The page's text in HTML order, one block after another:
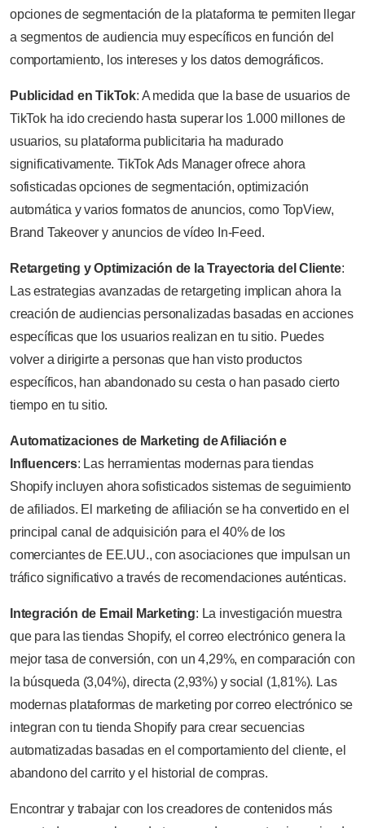
opciones de segmentación de la plataforma te permiten llegar
a segmentos de audiencia muy específicos en función del
comportamiento, los intereses y los datos demográficos.
Publicidad en TikTok: A medida que la base de usuarios de
TikTok ha ido creciendo hasta superar los 1.000 millones de
usuarios, su plataforma publicitaria ha madurado
significativamente. TikTok Ads Manager ofrece ahora
sofisticadas opciones de segmentación, optimización
automática y varios formatos de anuncios, como TopView,
Brand Takeover y anuncios de vídeo In-Feed.
Retargeting y Optimización de la Trayectoria del Cliente:
Las estrategias avanzadas de retargeting implican ahora la
creación de audiencias personalizadas basadas en acciones
específicas que los usuarios realizan en tu sitio. Puedes
volver a dirigirte a personas que han visto productos
específicos, han abandonado su cesta o han pasado cierto
tiempo en tu sitio.
Automatizaciones de Marketing de Afiliación e
Influencers: Las herramientas modernas para tiendas
Shopify incluyen ahora sofisticados sistemas de seguimiento
de afiliados. El marketing de afiliación se ha convertido en el
principal canal de adquisición para el 40% de los
comerciantes de EE.UU., con asociaciones que impulsan un
tráfico significativo a través de recomendaciones auténticas.
Integración de Email Marketing: La investigación muestra
que para las tiendas Shopify, el correo electrónico genera la
mejor tasa de conversión, con un 4,29%, en comparación con
la búsqueda (3,04%), directa (2,93%) y social (1,81%). Las
modernas plataformas de marketing por correo electrónico se
integran con tu tienda Shopify para crear secuencias
automatizadas basadas en el comportamiento del cliente, el
abandono del carrito y el historial de compras.
Encontrar y trabajar con los creadores de contenidos más